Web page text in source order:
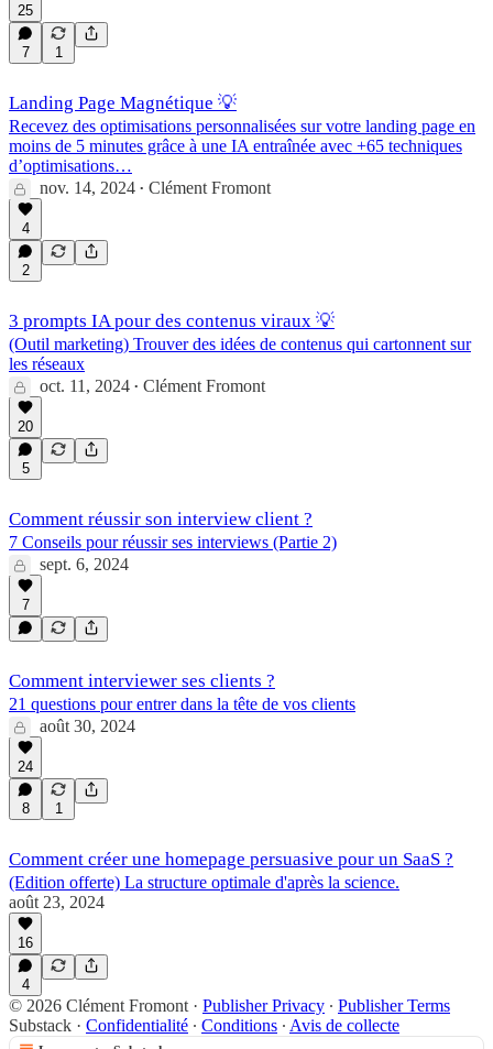
25
7 1
Landing Page Magnétique 💡
Recevez des optimisations personnalisées sur votre landing page en
moins de 5 minutes grâce à une IA entraînée avec +65 techniques
d’optimisations…
nov. 14, 2024 • Clément Fromont
4
2
3 prompts IA pour des contenus viraux 💡
(Outil marketing) Trouver des idées de contenus qui cartonnent sur
les réseaux
oct. 11, 2024 • Clément Fromont
20
5
Comment réussir son interview client ?
7 Conseils pour réussir ses interviews (Partie 2)
sept. 6, 2024
7
Comment interviewer ses clients ?
21 questions pour entrer dans la tête de vos clients
août 30, 2024
24
8 1
Comment créer une homepage persuasive pour un SaaS ?
(Edition offerte) La structure optimale d'après la science.
août 23, 2024
16
4
© 2026 Clément Fromont · Publisher Privacy ∙ Publisher Terms
Substack · Confidentialité ∙ Conditions ∙ Avis de collecte